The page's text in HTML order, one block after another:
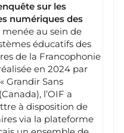
sur les
numériques des
menée au sein de
éducatifs des
de la Francophonie
en 2024 par
Grandir Sans
l’OIF a
à disposition de
via la plateforme